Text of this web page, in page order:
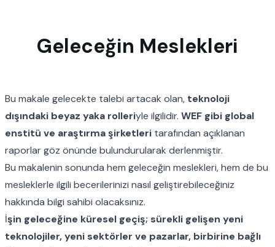
Geleceğin Meslekleri
Bu makale gelecekte talebi artacak olan, teknoloji
dışındaki beyaz yaka rolleriyle ilgilidir. WEF gibi global
enstitü ve araştırma şirketleri tarafından açıklanan
raporlar göz önünde bulundurularak derlenmiştir.
Bu makalenin sonunda hem geleceğin meslekleri, hem de bu
mesleklerle ilgili becerilerinizi nasıl geliştirebileceğiniz
hakkında bilgi sahibi olacaksınız.
İşin geleceğine küresel geçiş; sürekli gelişen yeni
teknolojiler, yeni sektörler ve pazarlar, birbirine bağlı